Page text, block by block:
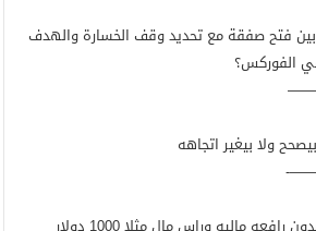
فتح صفقة مع تحديد وقف الخسارة والهدف
الفوركس؟
ولا بيغير اتجاهه